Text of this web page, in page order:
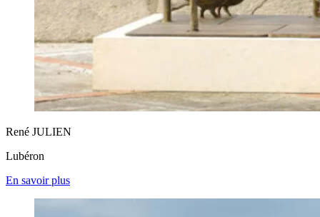
René JULIEN
Lubéron
En savoir plus